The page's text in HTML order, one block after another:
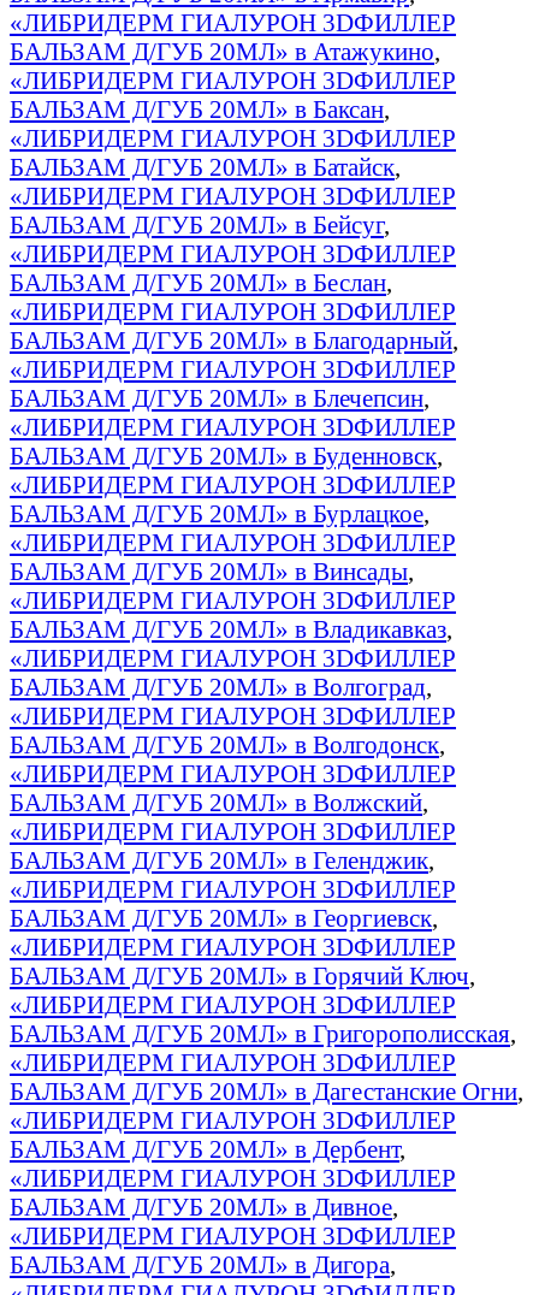
«ЛИБРИДЕРМ ГИАЛУРОН 3DФИЛЛЕР
БАЛЬЗАМ Д/ГУБ 20МЛ» в Атажукино,
«ЛИБРИДЕРМ ГИАЛУРОН 3DФИЛЛЕР
БАЛЬЗАМ Д/ГУБ 20МЛ» в Баксан,
«ЛИБРИДЕРМ ГИАЛУРОН 3DФИЛЛЕР
БАЛЬЗАМ Д/ГУБ 20МЛ» в Батайск,
«ЛИБРИДЕРМ ГИАЛУРОН 3DФИЛЛЕР
БАЛЬЗАМ Д/ГУБ 20МЛ» в Бейсуг,
«ЛИБРИДЕРМ ГИАЛУРОН 3DФИЛЛЕР
БАЛЬЗАМ Д/ГУБ 20МЛ» в Беслан,
«ЛИБРИДЕРМ ГИАЛУРОН 3DФИЛЛЕР
БАЛЬЗАМ Д/ГУБ 20МЛ» в Благодарный,
«ЛИБРИДЕРМ ГИАЛУРОН 3DФИЛЛЕР
БАЛЬЗАМ Д/ГУБ 20МЛ» в Блечепсин,
«ЛИБРИДЕРМ ГИАЛУРОН 3DФИЛЛЕР
БАЛЬЗАМ Д/ГУБ 20МЛ» в Буденновск,
«ЛИБРИДЕРМ ГИАЛУРОН 3DФИЛЛЕР
БАЛЬЗАМ Д/ГУБ 20МЛ» в Бурлацкое,
«ЛИБРИДЕРМ ГИАЛУРОН 3DФИЛЛЕР
БАЛЬЗАМ Д/ГУБ 20МЛ» в Винсады,
«ЛИБРИДЕРМ ГИАЛУРОН 3DФИЛЛЕР
БАЛЬЗАМ Д/ГУБ 20МЛ» в Владикавказ,
«ЛИБРИДЕРМ ГИАЛУРОН 3DФИЛЛЕР
БАЛЬЗАМ Д/ГУБ 20МЛ» в Волгоград,
«ЛИБРИДЕРМ ГИАЛУРОН 3DФИЛЛЕР
БАЛЬЗАМ Д/ГУБ 20МЛ» в Волгодонск,
«ЛИБРИДЕРМ ГИАЛУРОН 3DФИЛЛЕР
БАЛЬЗАМ Д/ГУБ 20МЛ» в Волжский,
«ЛИБРИДЕРМ ГИАЛУРОН 3DФИЛЛЕР
БАЛЬЗАМ Д/ГУБ 20МЛ» в Геленджик,
«ЛИБРИДЕРМ ГИАЛУРОН 3DФИЛЛЕР
БАЛЬЗАМ Д/ГУБ 20МЛ» в Георгиевск,
«ЛИБРИДЕРМ ГИАЛУРОН 3DФИЛЛЕР
БАЛЬЗАМ Д/ГУБ 20МЛ» в Горячий Ключ,
«ЛИБРИДЕРМ ГИАЛУРОН 3DФИЛЛЕР
БАЛЬЗАМ Д/ГУБ 20МЛ» в Григорополисская,
«ЛИБРИДЕРМ ГИАЛУРОН 3DФИЛЛЕР
БАЛЬЗАМ Д/ГУБ 20МЛ» в Дагестанские Огни,
«ЛИБРИДЕРМ ГИАЛУРОН 3DФИЛЛЕР
БАЛЬЗАМ Д/ГУБ 20МЛ» в Дербент,
«ЛИБРИДЕРМ ГИАЛУРОН 3DФИЛЛЕР
БАЛЬЗАМ Д/ГУБ 20МЛ» в Дивное,
«ЛИБРИДЕРМ ГИАЛУРОН 3DФИЛЛЕР
БАЛЬЗАМ Д/ГУБ 20МЛ» в Дигора,